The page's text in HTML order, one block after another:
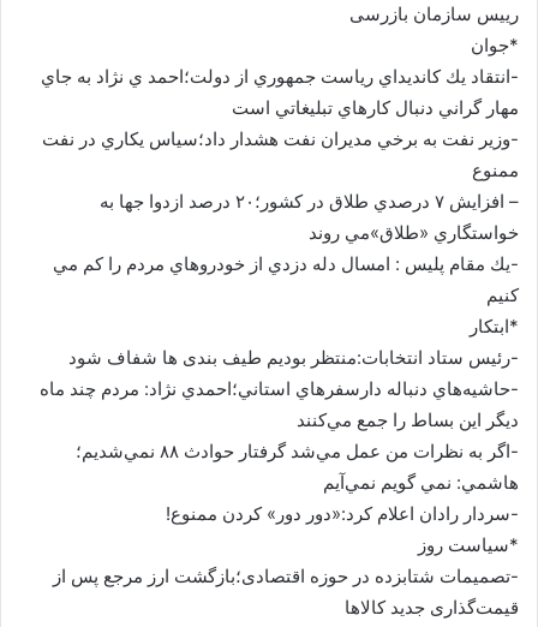
رییس سازمان بازرسی
*جوان
-انتقاد يك كانديداي رياست جمهوري از دولت؛احمد ي نژاد به جاي
مهار گراني دنبال كارهاي تبليغاتي است
-وزير نفت به برخي مديران نفت هشدار داد؛سياس يكاري در نفت
ممنوع
– افزايش ۷ درصدي طلاق در كشور؛۲۰ درصد ازدوا جها به
خواستگاري «طلاق»مي روند
-يك مقام پليس : امسال دله دزدي از خودروهاي مردم را كم مي
كنيم
*ابتکار
-رئیس ستاد انتخابات:منتظر بودیم طیف بندی ها شفاف شود
-حاشيه‌هاي دنباله دارسفرهاي استاني؛احمدي نژاد: مردم چند ماه
ديگر اين بساط را جمع مي‌کنند
-اگر به نظرات من عمل مي‌شد گرفتار حوادث ۸۸ نمي‌شديم؛
هاشمي: نمي گويم نمي‌آيم
-سردار رادان اعلام كرد:«دور دور» كردن ممنوع!
*سیاست روز
-تصمیمات شتابزده در حوزه اقتصادی؛بازگشت ارز مرجع پس از
قیمت‌گذاری جدید کالاها